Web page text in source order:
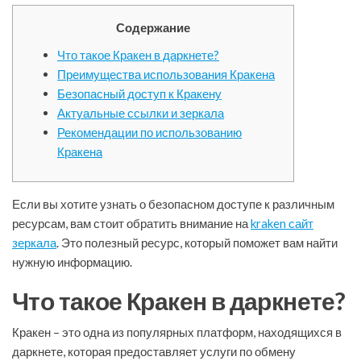
Содержание
Что такое Кракен в даркнете?
Преимущества использования Кракена
Безопасный доступ к Кракену
Актуальные ссылки и зеркала
Рекомендации по использованию
Кракена
Если вы хотите узнать о безопасном доступе к различным
ресурсам, вам стоит обратить внимание наkraken сайт
зеркала. Это полезный ресурс, который поможет вам найти
нужную информацию.
Что такое Кракен в даркнете?
Кракен – это одна из популярных платформ, находящихся в
даркнете, которая предоставляет услуги по обмену